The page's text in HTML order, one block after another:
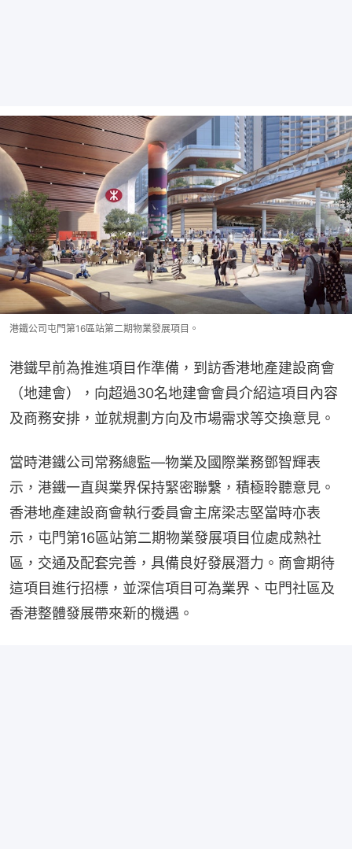
港鐵公司屯門第16區站第二期物業發展項目。
港鐵早前為推進項目作準備，到訪香港地產建設商會
（地建會），向超過30名地建會會員介紹這項目內容
及商務安排，並就規劃方向及市場需求等交換意見。
當時港鐵公司常務總監—物業及國際業務鄧智輝表
示，港鐵一直與業界保持緊密聯繫，積極聆聽意見。
香港地產建設商會執行委員會主席梁志堅當時亦表
示，屯門第16區站第二期物業發展項目位處成熟社
區，交通及配套完善，具備良好發展潛力。商會期待
這項目進行招標，並深信項目可為業界、屯門社區及
香港整體發展帶來新的機遇。